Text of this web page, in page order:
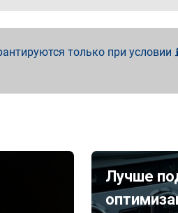
только при
Лучше